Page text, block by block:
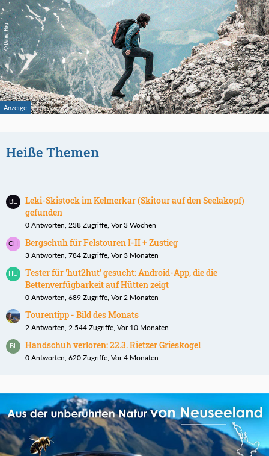
Heiße Themen
Leki-Skistock im Kelmerkar (Skitour auf den Seelakopf)
gefunden
0 Antworten, 238 Zugriffe, Vor 3 Wochen
Bergschuh für Felstouren I-II + Zustieg
3 Antworten, 784 Zugriffe, Vor 3 Monaten
Tester für 'hut2hut' gesucht: Android-App, die die
Bettenverfügbarkeit auf Hütten zeigt
0 Antworten, 689 Zugriffe, Vor 2 Monaten
Tourentipp - Bild des Monats
2 Antworten, 2.544 Zugriffe, Vor 10 Monaten
Handschuh verloren: 22.3. Rietzer Grieskogel
0 Antworten, 620 Zugriffe, Vor 4 Monaten